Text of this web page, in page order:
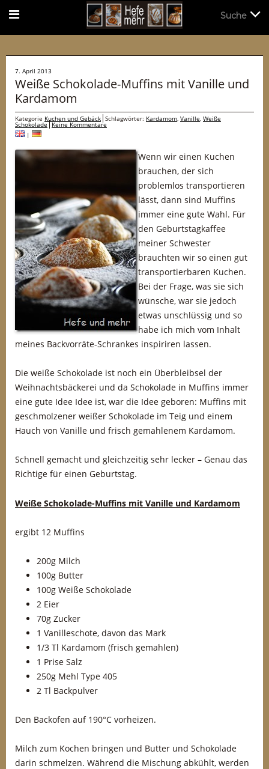
7. April 2013
Weiße Schokolade-Muffins mit Vanille und
Kardamom
Kategorie Kuchen und Gebäck Schlagwörter: Kardamom, Vanille, Weiße
Schokolade Keine Kommentare
|
Wenn wir einen Kuchen
brauchen, der sich
problemlos transportieren
lässt, dann sind Muffins
immer eine gute Wahl. Für
den Geburtstagkaffee
meiner Schwester
brauchten wir so einen gut
transportierbaren Kuchen.
Bei der Frage, was sie sich
wünsche, war sie jedoch
etwas unschlüssig und so
habe ich mich vom Inhalt
meines Backvorräte-Schrankes inspiriren lassen.
Die weiße Schokolade ist noch ein Überbleibsel der
Weihnachtsbäckerei und da Schokolade in Muffins immer
eine gute Idee Idee ist, war die Idee geboren: Muffins mit
geschmolzener weißer Schokolade im Teig und einem
Hauch von Vanille und frisch gemahlenem Kardamom.
Schnell gemacht und gleichzeitig sehr lecker – Genau das
Richtige für einen Geburtstag.
Weiße Schokolade-Muffins mit Vanille und Kardamom
ergibt 12 Muffins
200g Milch
100g Butter
100g Weiße Schokolade
2 Eier
70g Zucker
1 Vanilleschote, davon das Mark
1/3 Tl Kardamom (frisch gemahlen)
1 Prise Salz
250g Mehl Type 405
2 Tl Backpulver
Den Backofen auf 190°C vorheizen.
Milch zum Kochen bringen und Butter und Schokolade
darin schmelzen. Während die Mischung abkühlt, werden
Suche
Suche